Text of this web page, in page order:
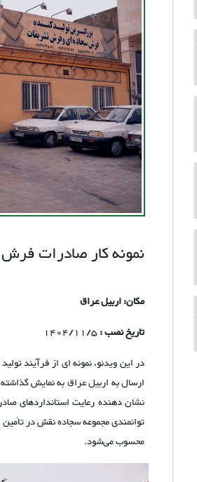
نمونه کار صادرات
مکان: اربیل عراق
تاریخ نصب :1404/11/5
در این ویدئو، نمونه‌ ای از فرآیند
ارسال به اربیل عراق به نمایش
نشان‌ دهنده رعایت استانداردهای
توانمندی مجموعه سجاده نقش در
محسوب می‌شود.